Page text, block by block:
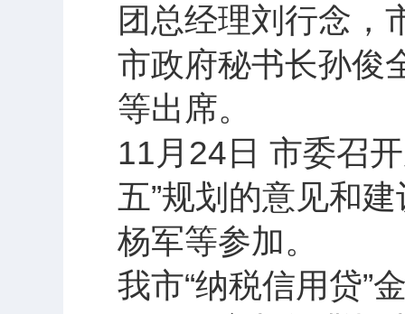
团总经理刘行念，
市政府秘书长孙俊
等出席。
11月24日 市委召
五”规划的意见和
杨军等参加。
我市“纳税信用贷”